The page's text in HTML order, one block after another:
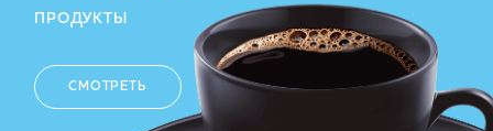
ПРОДУКТЫ
СМОТРЕТЬ